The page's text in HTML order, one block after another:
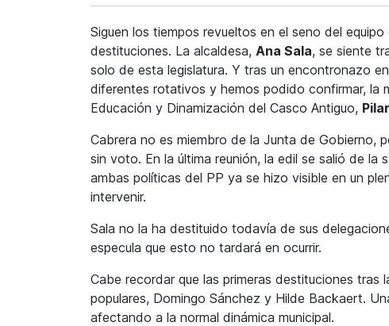
Siguen los tiempos revueltos en el seno del
destituciones. La alcaldesa, Ana Sala, se siente
solo de esta legislatura. Y tras un encontronazo
diferentes rotativos y hemos podido confirmar, la
Educación y Dinamización del Casco Antiguo,
Cabrera no es miembro de la Junta de Gobierno,
sin voto. En la última reunión, la edil se salió de la
ambas políticas del PP ya se hizo visible en un
intervenir.
Sala no la ha destituido todavía de sus
especula que esto no tardará en ocurrir.
Cabe recordar que las primeras destituciones
populares, Domingo Sánchez y Hilde Backaert.
afectando a la normal dinámica municipal.